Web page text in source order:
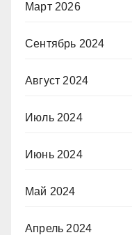
Март 2026
Сентябрь 2024
Август 2024
Июль 2024
Июнь 2024
Май 2024
Апрель 2024